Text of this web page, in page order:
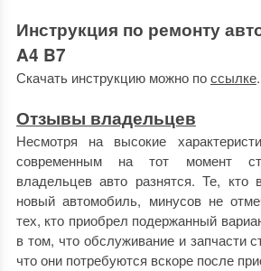
Инструкция по ремонту
A4 B7
Скачать инструкцию можно поссылке.
Отзывы владельцев
Несмотря на высокие
современным на тот момент
владельцев авто разнятся. Те, кто
новый автомобиль, минусов не
тех, кто приобрел подержанный
в том, что обслуживание и запчасти
что они потребуются вскоре после